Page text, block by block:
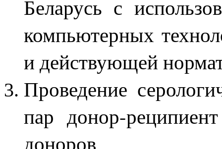
Беларусь с
компьютерных
и действующей
Проведение
пар донор-
доноров.